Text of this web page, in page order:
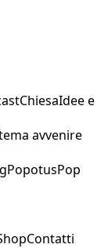
ChiesaIdee e
avvenire
PopotusPop
Contatti